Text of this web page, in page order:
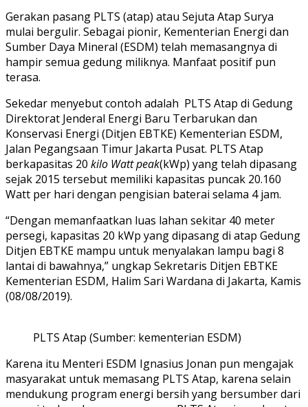
Link
Share
Gerakan pasang PLTS (atap) atau Sejuta Atap Surya
mulai bergulir. Sebagai pionir, Kementerian Energi dan
Sumber Daya Mineral (ESDM) telah memasangnya di
hampir semua gedung miliknya. Manfaat positif pun
terasa.
Sekedar menyebut contoh adalah PLTS Atap di Gedung
Direktorat Jenderal Energi Baru Terbarukan dan
Konservasi Energi (Ditjen EBTKE) Kementerian ESDM,
Jalan Pegangsaan Timur Jakarta Pusat. PLTS Atap
berkapasitas 20 kilo Watt peak(kWp) yang telah dipasang
sejak 2015 tersebut memiliki kapasitas puncak 20.160
Watt per hari dengan pengisian baterai selama 4 jam.
“Dengan memanfaatkan luas lahan sekitar 40 meter
persegi, kapasitas 20 kWp yang dipasang di atap Gedung
Ditjen EBTKE mampu untuk menyalakan lampu bagi 8
lantai di bawahnya,” ungkap Sekretaris Ditjen EBTKE
Kementerian ESDM, Halim Sari Wardana di Jakarta, Kamis
(08/08/2019).
PLTS Atap (Sumber: kementerian ESDM)
Karena itu Menteri ESDM Ignasius Jonan pun mengajak
masyarakat untuk memasang PLTS Atap, karena selain
mendukung program energi bersih yang bersumber dari